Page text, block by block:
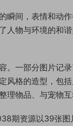
瞬间，表情和动
人物与环境的和
。一部分图片记
风格的造型，包
理物品、与宠物
期资源以39张